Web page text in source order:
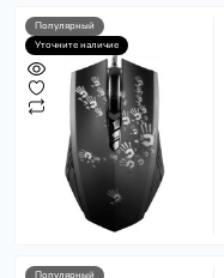
Популярный
Уточните наличие
Популярный